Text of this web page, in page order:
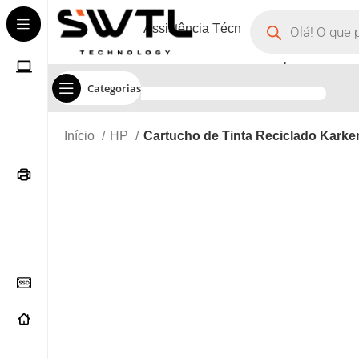
Categorias
Assistência Técnica
Início HP Cartucho de Tinta Reciclado